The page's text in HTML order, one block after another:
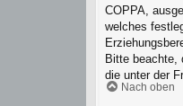
COPPA,
welches
Bitte beachte,
die unter der
Nach oben